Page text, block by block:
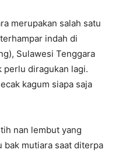
merupakan salah satu
indah di
Sulawesi Tenggara
perlu diragukan lagi.
kagum siapa saja
nan lembut yang
bak mutiara saat diterpa